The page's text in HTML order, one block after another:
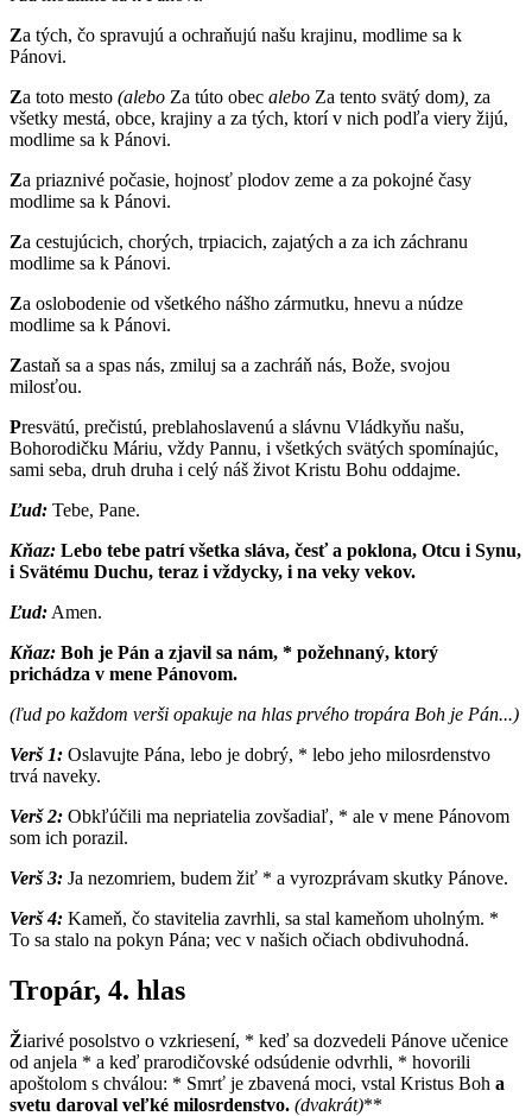
Za tých, čo spravujú a ochraňujú našu krajinu, modlime sa k
Pánovi.
Za toto mesto (alebo Za túto obec alebo Za tento svätý dom), za
všetky mestá, obce, krajiny a za tých, ktorí v nich podľa viery žijú,
modlime sa k Pánovi.
Za priaznivé počasie, hojnosť plodov zeme a za pokojné časy
modlime sa k Pánovi.
Za cestujúcich, chorých, trpiacich, zajatých a za ich záchranu
modlime sa k Pánovi.
Za oslobodenie od všetkého nášho zármutku, hnevu a núdze
modlime sa k Pánovi.
Zastaň sa a spas nás, zmiluj sa a zachráň nás, Bože, svojou
milosťou.
Presvätú, prečistú, preblahoslavenú a slávnu Vládkyňu našu,
Bohorodičku Máriu, vždy Pannu, i všetkých svätých spomínajúc,
sami seba, druh druha i celý náš život Kristu Bohu oddajme.
Ľud: Tebe, Pane.
Kňaz: Lebo tebe patrí všetka sláva, česť a poklona, Otcu i Synu,
i Svätému Duchu, teraz i vždycky, i na veky vekov.
Ľud: Amen.
Kňaz: Boh je Pán a zjavil sa nám, * požehnaný, ktorý
prichádza v mene Pánovom.
(ľud po každom verši opakuje na hlas prvého tropára Boh je Pán...)
Verš 1: Oslavujte Pána, lebo je dobrý, * lebo jeho milosrdenstvo
trvá naveky.
Verš 2: Obkľúčili ma nepriatelia zovšadiaľ, * ale v mene Pánovom
som ich porazil.
Verš 3: Ja nezomriem, budem žiť * a vyrozprávam skutky Pánove.
Verš 4: Kameň, čo stavitelia zavrhli, sa stal kameňom uholným. *
To sa stalo na pokyn Pána; vec v našich očiach obdivuhodná.
Tropár, 4. hlas
Žiarivé posolstvo o vzkriesení, * keď sa dozvedeli Pánove učenice
od anjela * a keď prarodičovské odsúdenie odvrhli, * hovorili
apoštolom s chválou: * Smrť je zbavená moci, vstal Kristus Boh a
svetu daroval veľké milosrdenstvo. (dvakrát)**